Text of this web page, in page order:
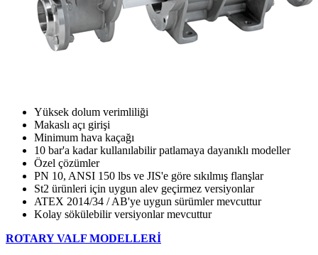
Yüksek dolum verimliliği
Makaslı açı girişi
Minimum hava kaçağı
10 bar'a kadar kullanılabilir patlamaya dayanıklı modeller
Özel çözümler
PN 10, ANSI 150 lbs ve JIS'e göre sıkılmış flanşlar
St2 ürünleri için uygun alev geçirmez versiyonlar
ATEX 2014/34 / AB'ye uygun sürümler mevcuttur
Kolay sökülebilir versiyonlar mevcuttur
ROTARY VALF MODELLERİ